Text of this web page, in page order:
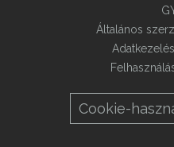
Általános
Cookie-